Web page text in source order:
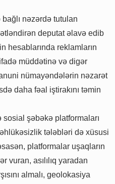
nəzərdə tutulan
deputat əlavə edib
hesablarında reklamların
müddətinə və digər
nümayəndələrin nəzarət
daha fəal iştirakını təmin
şəbəkə platformaları
tələbləri də xüsusi
platformalar uşaqların
vuran, asılılıq yaradan
almalı, geolokasiya